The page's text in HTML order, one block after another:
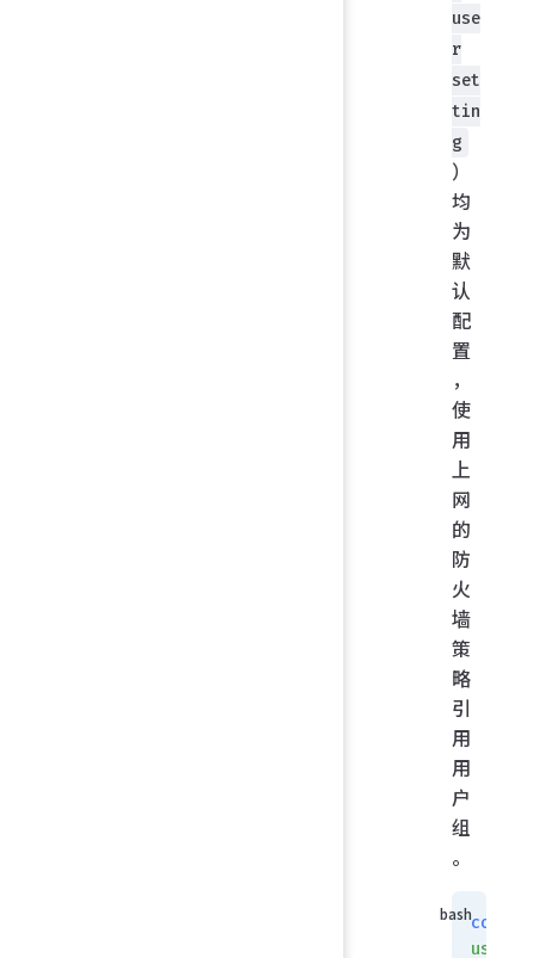
use
r
set
tin
g
）
均
为
默
认
配
置
，
使
用
上
网
的
防
火
墙
策
略
引
用
用
户
组
。
config
user